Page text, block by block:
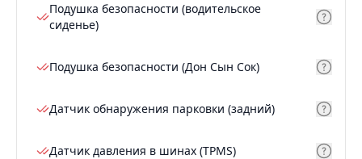
Подушка безопасности (водительское
сиденье)
Подушка безопасности (Дон Сын Сок)
Датчик обнаружения парковки (задний)
Датчик давления в шинах (TPMS)